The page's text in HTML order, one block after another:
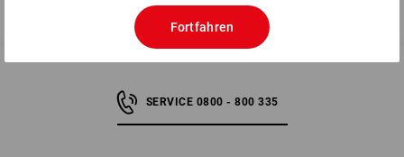
SERVICE 0800 - 800 335
Fortfahren